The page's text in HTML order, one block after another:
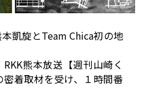
凱旋とTeam Chica初の地
熊本放送【週刊山崎く
着取材を受け、１時間番